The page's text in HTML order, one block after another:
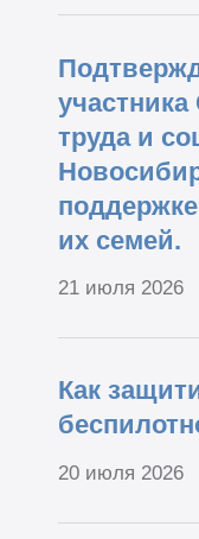
труда и
их семей.
21 июля 2026
Как
20 июля 2026